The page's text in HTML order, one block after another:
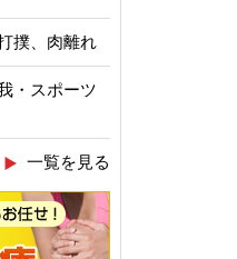
撲、肉離れ
・スポーツ
一覧を見る